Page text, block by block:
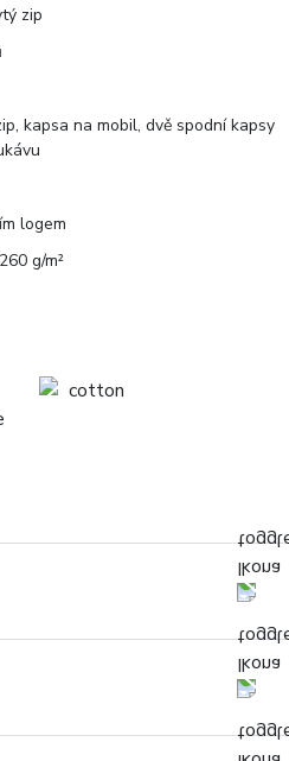
zip
kapsa na mobil, dvě spodní kapsy
logem
g/m²